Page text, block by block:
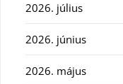
2026. július
2026. június
2026. május